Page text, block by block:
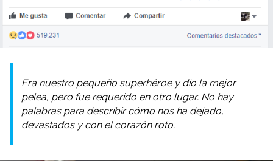
Era nuestro pequeño superhéroe y dio la mejor
pelea, pero fue requerido en otro lugar. No hay
palabras para describir cómo nos ha dejado,
devastados y con el corazón roto.